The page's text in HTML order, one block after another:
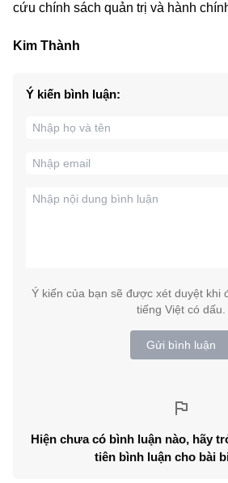
cứu chính sách quản trị và hành
Kim Thành
Ý kiến bình luận:
Ý kiến của bạn sẽ được xét duyệt khi
tiếng Việt có dấu.
Gửi bình luận
Hiện chưa có bình luận nào, hãy
tiên bình luận cho bài